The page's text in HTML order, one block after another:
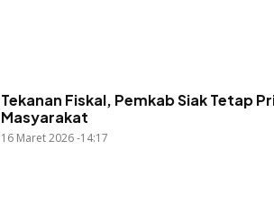
Tekanan Fiskal, Pemkab Siak Tetap
Masyarakat
16 Maret 2026 -14:17